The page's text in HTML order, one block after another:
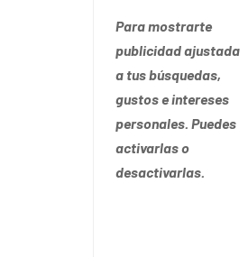
Para mostrarte
publicidad ajustada
a tus búsquedas,
gustos e intereses
personales. Puedes
activarlas o
desactivarlas.